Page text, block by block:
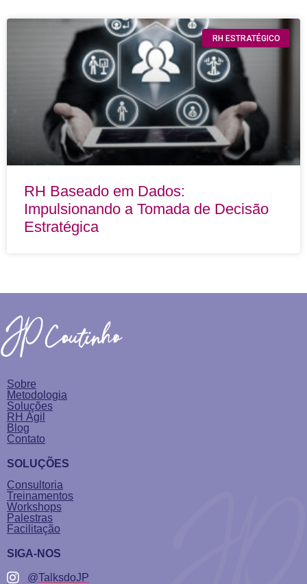
RH ESTRATÉGICO
RH Baseado em Dados:
Impulsionando a Tomada de Decisão
Estratégica
Sobre
Metodologia
Soluções
RH Ágil
Blog
Contato
SOLUÇÕES
Consultoria
Treinamentos
Workshops
Palestras
Facilitação
SIGA-NOS
@TalksdoJP